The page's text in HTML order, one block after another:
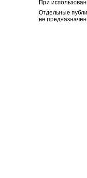
При
Отдельные
не